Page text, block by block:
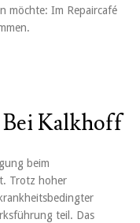
möchte: Im Repaircafé
Bei Kalkhoff
beim
Trotz hoher
teil. Das